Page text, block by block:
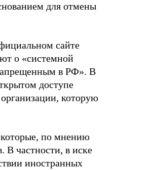
для отмены
сайте
о «системной
в РФ». В
доступе
которую
по мнению
В частности, в иске
иностранных